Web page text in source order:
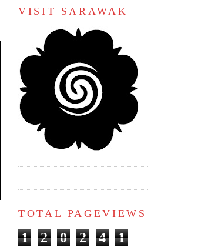
VISIT SARAWAK
TOTAL PAGEVIEWS
1 2 0 2 4
1